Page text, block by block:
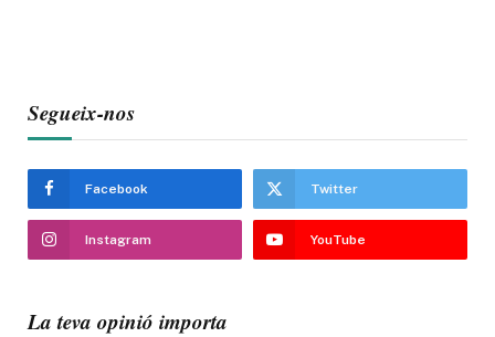
Segueix-nos
Facebook Twitter
Instagram YouTube
La teva opinió importa